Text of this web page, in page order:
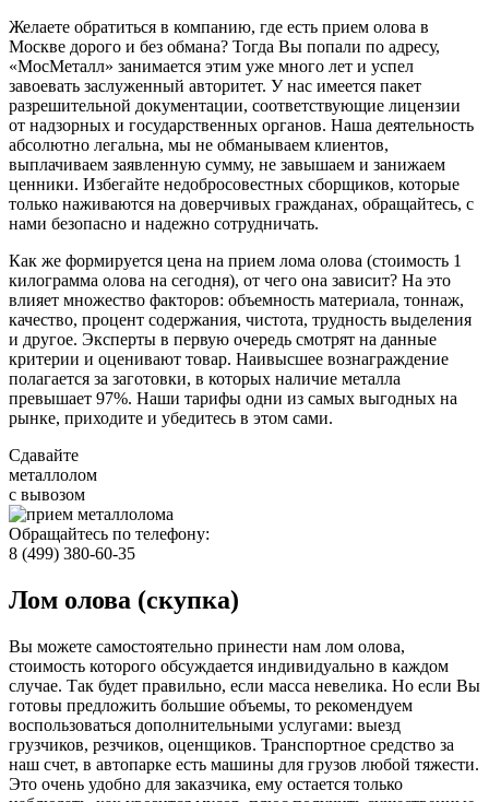
Желаете обратиться в компанию, где есть прием олова в
Москве дорого и без обмана? Тогда Вы попали по адресу,
«МосМеталл» занимается этим уже много лет и успел
завоевать заслуженный авторитет. У нас имеется пакет
разрешительной документации, соответствующие лицензии
от надзорных и государственных органов. Наша деятельность
абсолютно легальна, мы не обманываем клиентов,
выплачиваем заявленную сумму, не завышаем и занижаем
ценники. Избегайте недобросовестных сборщиков, которые
только наживаются на доверчивых гражданах, обращайтесь, с
нами безопасно и надежно сотрудничать.
Как же формируется цена на прием лома олова (стоимость 1
килограмма олова на сегодня), от чего она зависит? На это
влияет множество факторов: объемность материала, тоннаж,
качество, процент содержания, чистота, трудность выделения
и другое. Эксперты в первую очередь смотрят на данные
критерии и оценивают товар. Наивысшее вознаграждение
полагается за заготовки, в которых наличие металла
превышает 97%. Наши тарифы одни из самых выгодных на
рынке, приходите и убедитесь в этом сами.
Сдавайте
металлолом
с вывозом
Обращайтесь по телефону:
8 (499) 380-60-35
Лом олова (скупка)
Вы можете самостоятельно принести нам лом олова,
стоимость которого обсуждается индивидуально в каждом
случае. Так будет правильно, если масса невелика. Но если Вы
готовы предложить большие объемы, то рекомендуем
воспользоваться дополнительными услугами: выезд
грузчиков, резчиков, оценщиков. Транспортное средство за
наш счет, в автопарке есть машины для грузов любой тяжести.
Это очень удобно для заказчика, ему остается только